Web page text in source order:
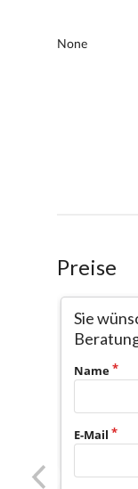
Preise
Sie
Name
E-Mail